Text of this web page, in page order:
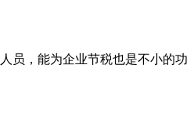
员，能为企业节税也是不小的功